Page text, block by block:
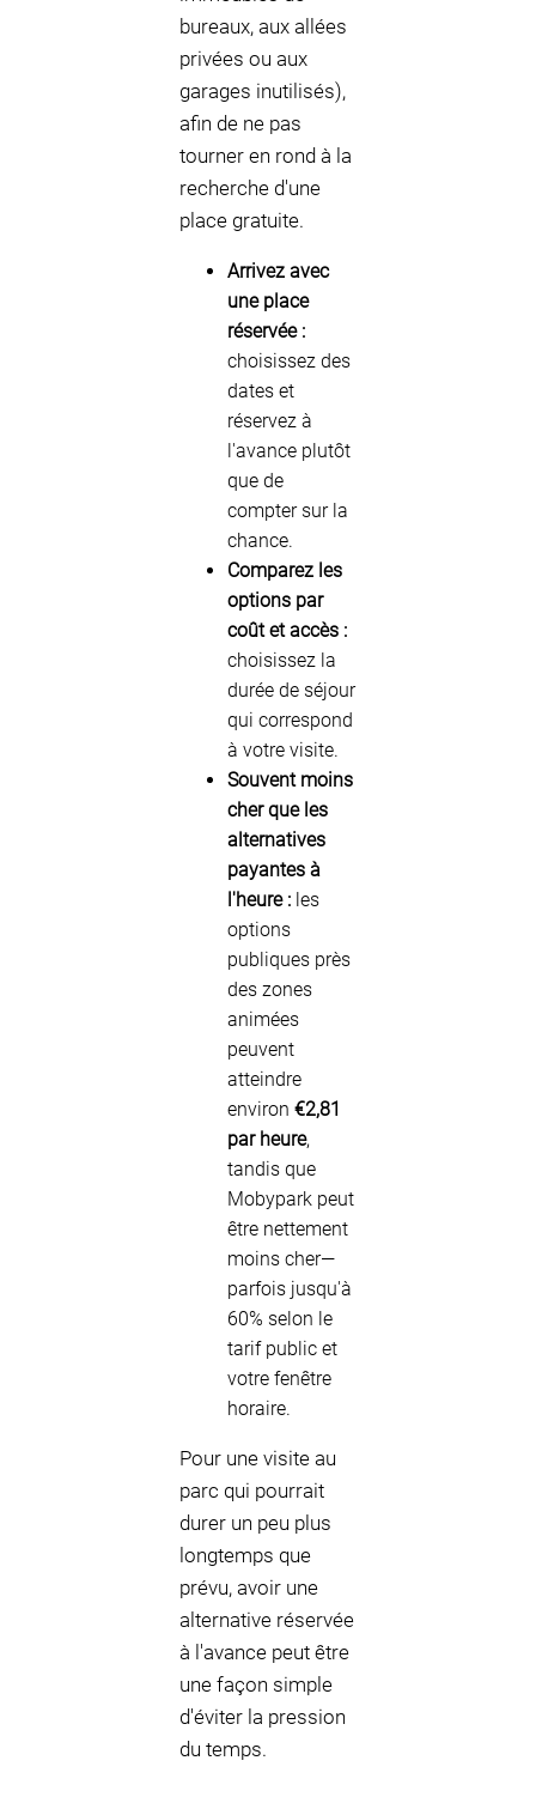
bureaux, aux allées
privées ou aux
garages inutilisés),
afin de ne pas
tourner en rond à la
recherche d'une
place gratuite.
Arrivez avec
une place
réservée :
choisissez des
dates et
réservez à
l'avance plutôt
que de
compter sur la
chance.
Comparez les
options par
coût et accès :
choisissez la
durée de séjour
qui correspond
à votre visite.
Souvent moins
cher que les
alternatives
payantes à
l'heure : les
options
publiques près
des zones
animées
peuvent
atteindre
environ €2,81
par heure,
tandis que
Mobypark peut
être nettement
moins cher—
parfois jusqu'à
60% selon le
tarif public et
votre fenêtre
horaire.
Pour une visite au
parc qui pourrait
durer un peu plus
longtemps que
prévu, avoir une
alternative réservée
à l'avance peut être
une façon simple
d'éviter la pression
du temps.